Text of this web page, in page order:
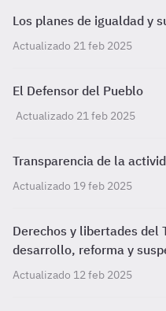
Los planes de igualdad y
Actualizado 21 feb 2025
El Defensor del Pueblo
Actualizado 21 feb 2025
Transparencia de la
Actualizado 19 feb 2025
Derechos y libertades del
desarrollo, reforma y
Actualizado 12 feb 2025